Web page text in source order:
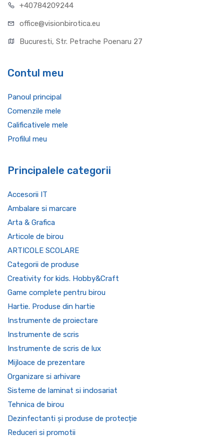
+40784209244
office@visionbirotica.eu
Bucuresti, Str. Petrache Poenaru 27
Contul meu
Panoul principal
Comenzile mele
Calificativele mele
Profilul meu
Principalele categorii
Accesorii IT
Ambalare si marcare
Arta & Grafica
Articole de birou
ARTICOLE SCOLARE
Categorii de produse
Creativity for kids. Hobby&Craft
Game complete pentru birou
Hartie. Produse din hartie
Instrumente de proiectare
Instrumente de scris
Instrumente de scris de lux
Mijloace de prezentare
Organizare si arhivare
Sisteme de laminat si indosariat
Tehnica de birou
Dezinfectanti și produse de protecție
Reduceri si promotii